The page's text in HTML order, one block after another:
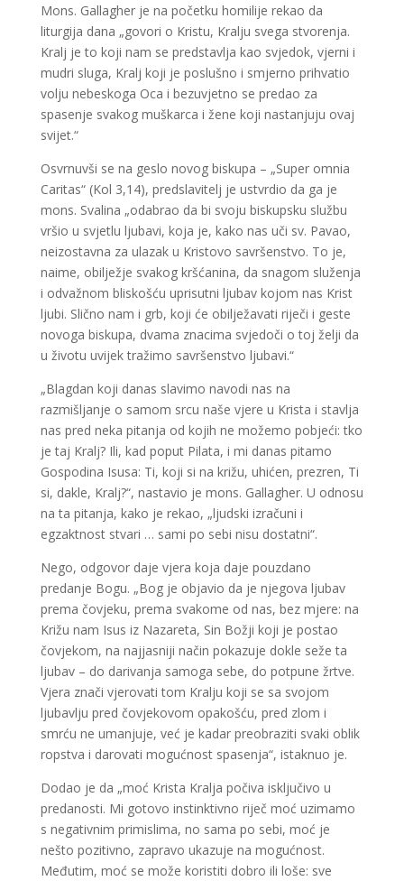
Mons. Gallagher je na početku homilije rekao da
liturgija dana „govori o Kristu, Kralju svega stvorenja.
Kralj je to koji nam se predstavlja kao svjedok, vjerni i
mudri sluga, Kralj koji je poslušno i smjerno prihvatio
volju nebeskoga Oca i bezuvjetno se predao za
spasenje svakog muškarca i žene koji nastanjuju ovaj
svijet.“
Osvrnuvši se na geslo novog biskupa – „Super omnia
Caritas“ (Kol 3,14), predslavitelj je ustvrdio da ga je
mons. Svalina „odabrao da bi svoju biskupsku službu
vršio u svjetlu ljubavi, koja je, kako nas uči sv. Pavao,
neizostavna za ulazak u Kristovo savršenstvo. To je,
naime, obilježje svakog kršćanina, da snagom služenja
i odvažnom bliskošću uprisutni ljubav kojom nas Krist
ljubi. Slično nam i grb, koji će obilježavati riječi i geste
novoga biskupa, dvama znacima svjedoči o toj želji da
u životu uvijek tražimo savršenstvo ljubavi.“
„Blagdan koji danas slavimo navodi nas na
razmišljanje o samom srcu naše vjere u Krista i stavlja
nas pred neka pitanja od kojih ne možemo pobjeći: tko
je taj Kralj? Ili, kad poput Pilata, i mi danas pitamo
Gospodina Isusa: Ti, koji si na križu, uhićen, prezren, Ti
si, dakle, Kralj?“, nastavio je mons. Gallagher. U odnosu
na ta pitanja, kako je rekao, „ljudski izračuni i
egzaktnost stvari … sami po sebi nisu dostatni“.
Nego, odgovor daje vjera koja daje pouzdano
predanje Bogu. „Bog je objavio da je njegova ljubav
prema čovjeku, prema svakome od nas, bez mjere: na
Križu nam Isus iz Nazareta, Sin Božji koji je postao
čovjekom, na najjasniji način pokazuje dokle seže ta
ljubav – do darivanja samoga sebe, do potpune žrtve.
Vjera znači vjerovati tom Kralju koji se sa svojom
ljubavlju pred čovjekovom opakošću, pred zlom i
smrću ne umanjuje, već je kadar preobraziti svaki oblik
ropstva i darovati mogućnost spasenja“, istaknuo je.
Dodao je da „moć Krista Kralja počiva isključivo u
predanosti. Mi gotovo instinktivno riječ moć uzimamo
s negativnim primislima, no sama po sebi, moć je
nešto pozitivno, zapravo ukazuje na mogućnost.
Međutim, moć se može koristiti dobro ili loše: sve